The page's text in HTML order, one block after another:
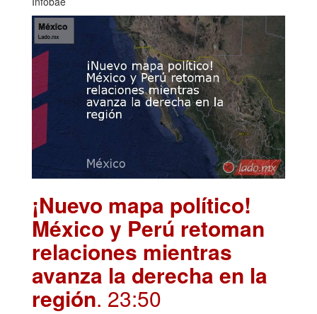
¡Nuevo mapa político!
México y Perú retoman
relaciones mientras
avanza la derecha en la
región. 23:50